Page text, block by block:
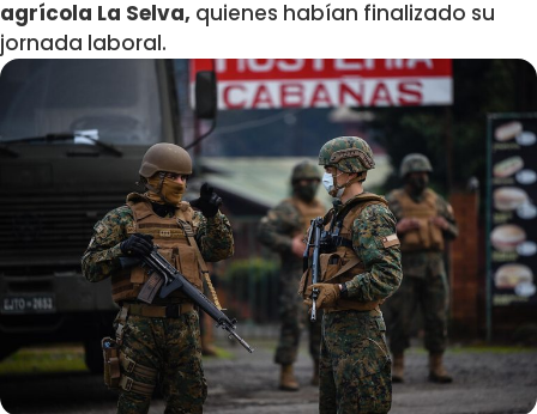
agrícola La Selva, quienes habían finalizado su
jornada laboral.